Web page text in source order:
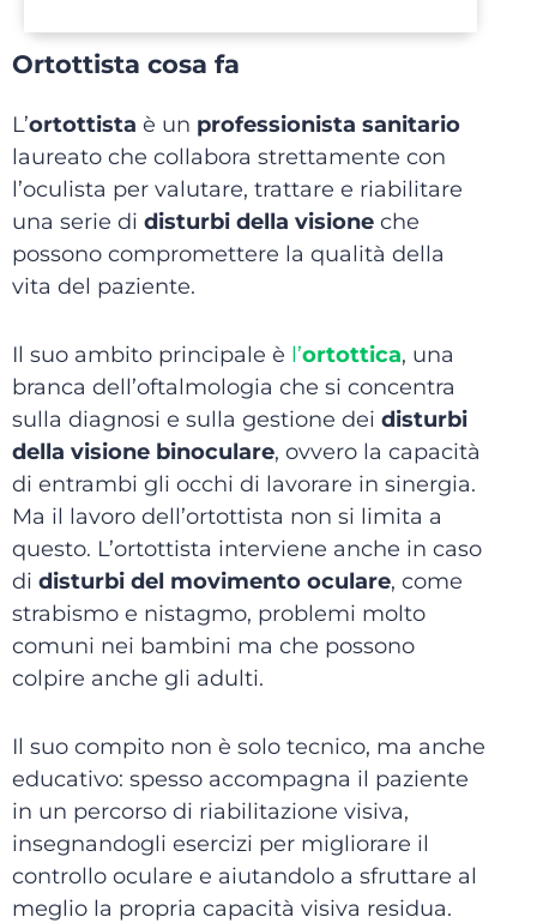
Ortottista cosa fa
L’ortottista è un professionista sanitario
laureato che collabora strettamente con
l’oculista per valutare, trattare e riabilitare
una serie di disturbi della visione che
possono compromettere la qualità della
vita del paziente.
Il suo ambito principale è l’ortottica, una
branca dell’oftalmologia che si concentra
sulla diagnosi e sulla gestione dei disturbi
della visione binoculare, ovvero la capacità
di entrambi gli occhi di lavorare in sinergia.
Ma il lavoro dell’ortottista non si limita a
questo. L’ortottista interviene anche in caso
di disturbi del movimento oculare, come
strabismo e nistagmo, problemi molto
comuni nei bambini ma che possono
colpire anche gli adulti.
Il suo compito non è solo tecnico, ma anche
educativo: spesso accompagna il paziente
in un percorso di riabilitazione visiva,
insegnandogli esercizi per migliorare il
controllo oculare e aiutandolo a sfruttare al
meglio la propria capacità visiva residua.